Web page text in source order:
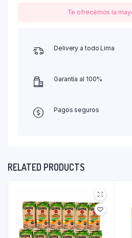
Te ofrecemos la
Delivery a todo Lima
Garantía al 100%
Pagos seguros
RELATED PRODUCTS